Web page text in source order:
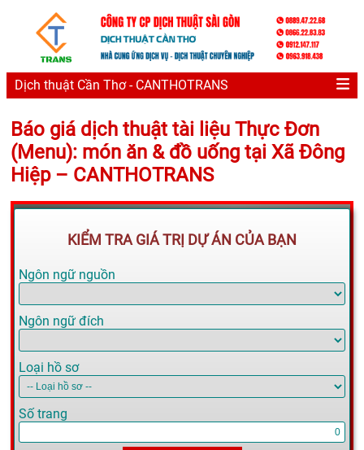
Dịch thuật Cần Thơ - CANTHOTRANS
Báo giá dịch thuật tài liệu Thực Đơn
(Menu): món ăn & đồ uống tại Xã Đông
Hiệp – CANTHOTRANS
KIỂM TRA GIÁ TRỊ DỰ ÁN CỦA BẠN
Ngôn ngữ nguồn
Ngôn ngữ đích
Loại hồ sơ
Số trang